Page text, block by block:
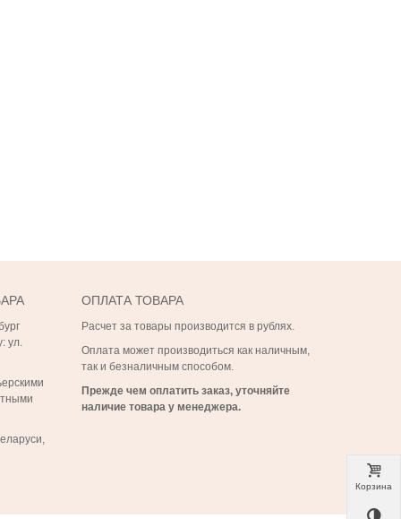
ул.
ОПЛАТА ТОВАРА
Расчет за товары производится в рублях.
Оплата может производиться как наличным,
так и безналичным способом.
Прежде чем оплатить заказ, уточняйте
наличие товара у менеджера.
Корзина